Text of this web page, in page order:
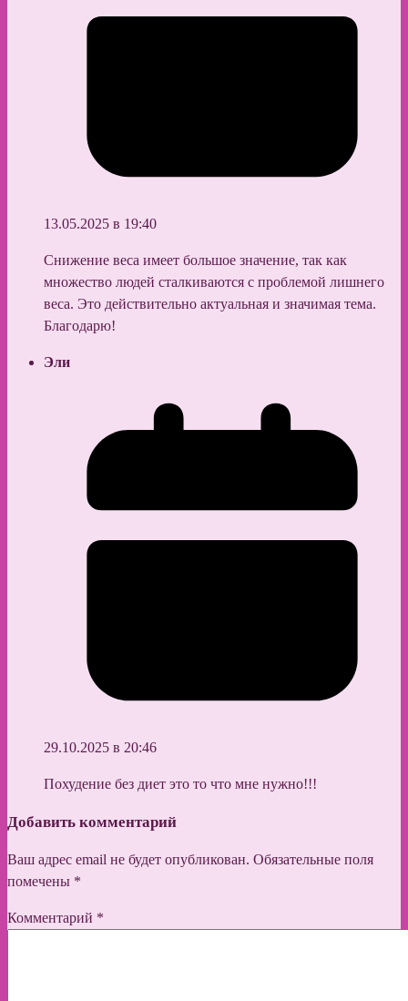
13.05.2025 в 19:40
Снижение веса имеет большое значение, так как
множество людей сталкиваются с проблемой лишнего
веса. Это действительно актуальная и значимая тема.
Благодарю!
Эли
29.10.2025 в 20:46
Похудение без диет это то что мне нужно!!!
Добавить комментарий
Ваш адрес email не будет опубликован. Обязательные поля
помечены *
Комментарий *